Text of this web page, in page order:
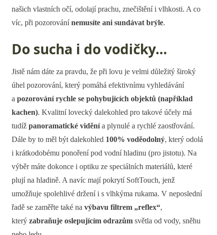
našich vlastních očí, odolají prachu, znečištění i vlhkosti. A co
víc, při pozorovánínemusíte ani sundávat brýle.
Do sucha i do vodičky…
Jistě nám dáte za pravdu, že při lovu je velmi důležitý široký
úhel pozorování, který pomáhá efektivnímu vyhledávání
a pozorování rychle se pohybujících objektů (například
kachen). Kvalitní lovecký dalekohled pro takové účely má
tudíž panoramatické viděnía plynulé a rychlé zaostřování.
Dále by to měl být dalekohled 100% voděodolný, který odolá
i krátkodobému ponoření pod vodní hladinu (pro jistotu). Na
výběr máte dokonce i optiku ze speciálních materiálů, které
plují na hladině. A navíc mají pokrytí SoftTouch, jenž
umožňuje spolehlivé držení i s vlhkýma rukama. V neposlední
řadě se zaměřte také na výbavu filtrem „reflex“,
který zabraňuje oslepujícím odrazům světla od vody, sněhu